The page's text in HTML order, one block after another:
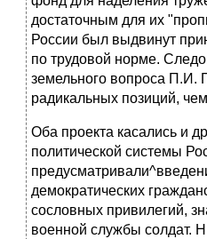
достаточным для их
России был выдвинут
по трудовой норме.
земельного вопроса П.И.
радикальных позиций,
Оба проекта касались и
политической сис­темы
демократических
сословных привилегий,
военной службы солдат.